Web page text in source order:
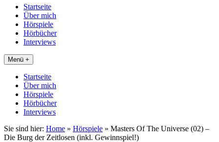
Startseite
Über mich
Hörspiele
Hörbücher
Interviews
Menü +
Startseite
Über mich
Hörspiele
Hörbücher
Interviews
Sie sind hier: Home » Hörspiele » Masters Of The Universe (02) –
Die Burg der Zeitlosen (inkl. Gewinnspiel!)